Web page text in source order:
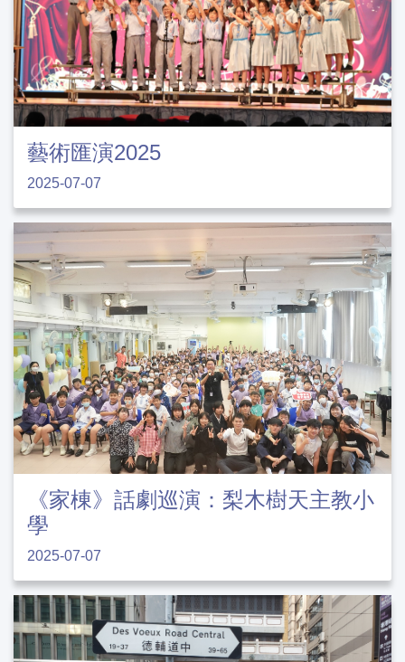
藝術匯演2025
2025-07-07
《家棟》話劇巡演：梨木樹天主教小
學
2025-07-07